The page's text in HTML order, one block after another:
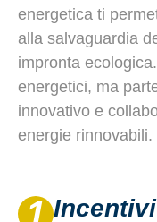
energetica ti
alla salvaguardia
impronta
energetici, ma
innovativo e
energie rinnovabili.
1